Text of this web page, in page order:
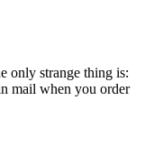
only strange thing is:
mail when you order